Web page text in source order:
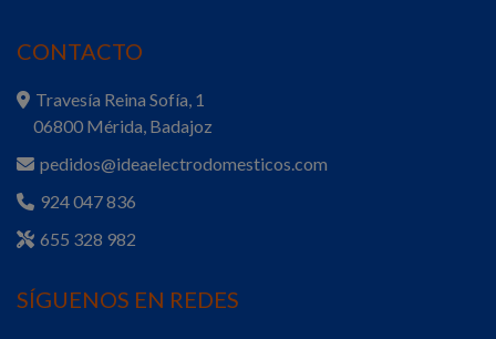
CONTACTO
Travesía Reina Sofía, 1
06800 Mérida, Badajoz
pedidos@ideaelectrodomesticos.com
924 047 836
655 328 982
SÍGUENOS EN REDES